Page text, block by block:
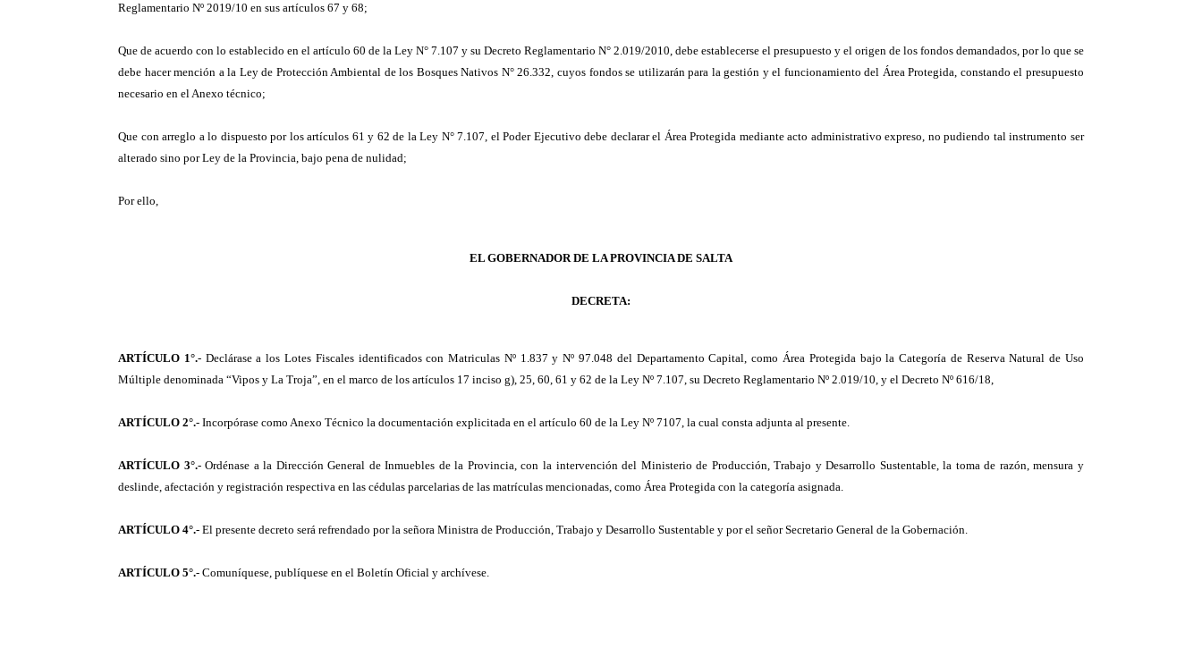
Reglamentario Nº 2019/10 en sus artículos 67 y 68;
Que de acuerdo con lo establecido en el artículo 60 de la Ley N° 7.107 y su Decreto Reglamentario N° 2.019/2010, debe establecerse el presupuesto y el origen de los fondos demandados, por lo que se
debe hacer mención a la Ley de Protección Ambiental de los Bosques Nativos N° 26.332, cuyos fondos se utilizarán para la gestión y el funcionamiento del Área Protegida, constando el presupuesto
necesario en el Anexo técnico;
Que con arreglo a lo dispuesto por los artículos 61 y 62 de la Ley N° 7.107, el Poder Ejecutivo debe declarar el Área Protegida mediante acto administrativo expreso, no pudiendo tal instrumento ser
alterado sino por Ley de la Provincia, bajo pena de nulidad;
Por ello,
EL GOBERNADOR DE LA PROVINCIA DE SALTA
DECRETA:
ARTÍCULO 1°.- Declárase a los Lotes Fiscales identificados con Matriculas Nº 1.837 y Nº 97.048 del Departamento Capital, como Área Protegida bajo la Categoría de Reserva Natural de Uso
Múltiple denominada “Vipos y La Troja”, en el marco de los artículos 17 inciso g), 25, 60, 61 y 62 de la Ley Nº 7.107, su Decreto Reglamentario Nº 2.019/10, y el Decreto Nº 616/18,
ARTÍCULO 2°.- Incorpórase como Anexo Técnico la documentación explicitada en el artículo 60 de la Ley Nº 7107, la cual consta adjunta al presente.
ARTÍCULO 3°.- Ordénase a la Dirección General de Inmuebles de la Provincia, con la intervención del Ministerio de Producción, Trabajo y Desarrollo Sustentable, la toma de razón, mensura y
deslinde, afectación y registración respectiva en las cédulas parcelarias de las matrículas mencionadas, como Área Protegida con la categoría asignada.
ARTÍCULO 4°.- El presente decreto será refrendado por la señora Ministra de Producción, Trabajo y Desarrollo Sustentable y por el señor Secretario General de la Gobernación.
ARTÍCULO 5°.- Comuníquese, publíquese en el Boletín Oficial y archívese.